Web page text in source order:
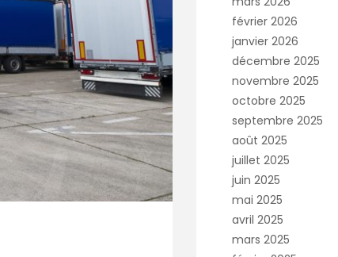
février 2026
janvier 2026
décembre 2025
novembre 2025
octobre 2025
septembre 2025
août 2025
juillet 2025
juin 2025
mai 2025
avril 2025
mars 2025